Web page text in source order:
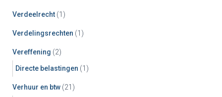
Verdeelrecht (1)
Verdelingsrechten (1)
Vereffening (2)
Directe belastingen (1)
Verhuur en btw (21)